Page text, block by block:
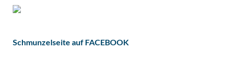
Schmunzelseite auf FACEBOOK